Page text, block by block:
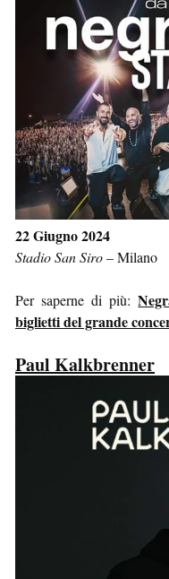
22 Giugno 2024
Stadio San Siro–Milano
Per saperne di più:
biglietti del grande
Paul Kalkbrenner